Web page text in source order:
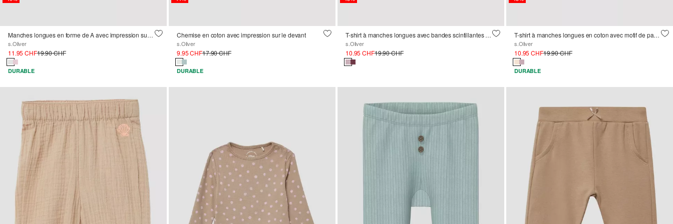
Manches longues en forme de A avec impression sur le devant et dans le dos
s.Oliver
11.95 CHF19.90 CHF
DURABLE
Chemise en coton avec impression sur le devant
s.Oliver
9.95 CHF17.90 CHF
DURABLE
T-shirt à manches longues avec bandes scintillantes et nœud décoratif
s.Oliver
10.95 CHF19.90 CHF
T-shirt à manches longues en coton avec motif de panda et application de nœuds
s.Oliver
10.95 CHF19.90 CHF
DURABLE